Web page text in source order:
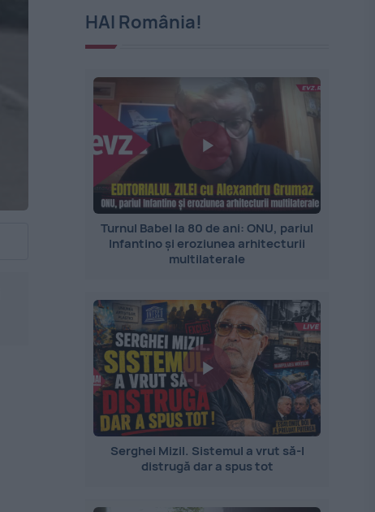
HAI România!
Turnul Babel la 80 de ani: ONU, pariul
Infantino și eroziunea arhitecturii
multilaterale
Serghei Mizil. Sistemul a vrut să-l
distrugă dar a spus tot